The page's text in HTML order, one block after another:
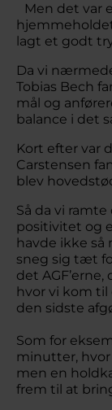
Men det var
lagt et godt
Da vi
Tobias Bech
mål og
balance i det
Kort efter var
Carstensen
blev
Så da vi
positivitet og
havde ikke så
sneg sig tæt
det
hvor vi kom
den sidste
Som for
minutter,
men en
frem til at